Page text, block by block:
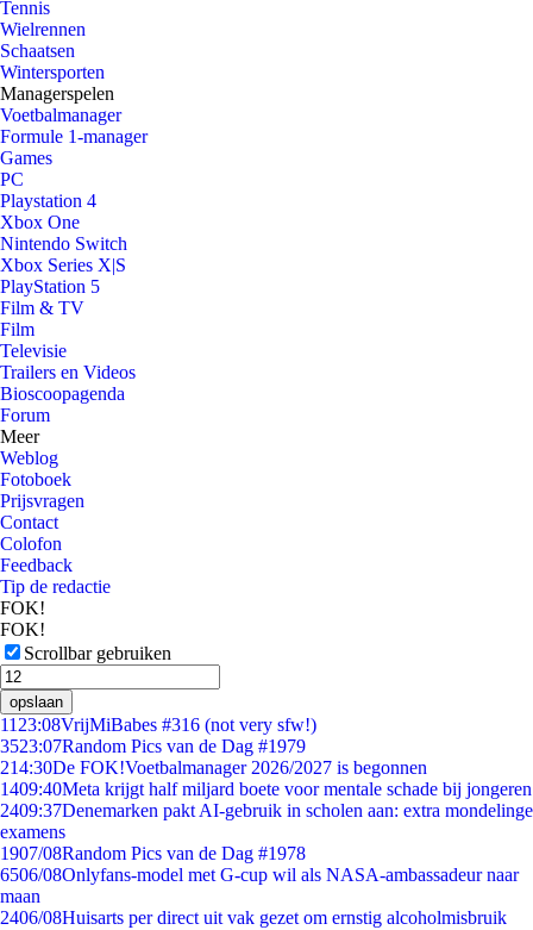
Tennis
Wielrennen
Schaatsen
Wintersporten
Managerspelen
Voetbalmanager
Formule 1-manager
Games
PC
Playstation 4
Xbox One
Nintendo Switch
Xbox Series X|S
PlayStation 5
Film & TV
Film
Televisie
Trailers en Videos
Bioscoopagenda
Forum
Meer
Weblog
Fotoboek
Prijsvragen
Contact
Colofon
Feedback
Tip de redactie
FOK!
FOK!
Scrollbar gebruiken
opslaan
11 23:08VrijMiBabes #316 (not very sfw!)
3523:07Random Pics van de Dag #1979
214:30De FOK!Voetbalmanager 2026/2027 is begonnen
1409:40Meta krijgt half miljard boete voor mentale schade bij jongeren
2409:37Denemarken pakt AI-gebruik in scholen aan: extra mondelinge
examens
1907/08Random Pics van de Dag #1978
6506/08Onlyfans-model met G-cup wil als NASA-ambassadeur naar
maan
2406/08Huisarts per direct uit vak gezet om ernstig alcoholmisbruik